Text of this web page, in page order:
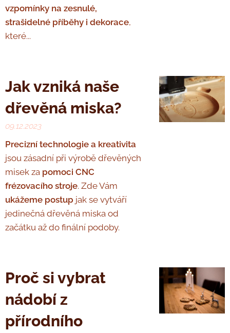
vzpomínky na zesnulé,
strašidelné příběhy i dekorace,
které...
Jak vzniká naše
dřevěná miska?
09.12.2023
Precizní technologie a kreativita
jsou zásadní při výrobě dřevěných
misek za pomoci CNC
frézovacího stroje. Zde Vám
ukážeme postup jak se vytváří
jedinečná dřevěná miska od
začátku až do finální podoby.
Proč si vybrat
nádobí z
přírodního